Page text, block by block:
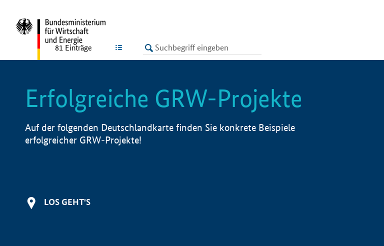
LISTE
81 Einträge
Erfolgreiche GRW-Projekte
Auf der folgenden Deutschlandkarte finden Sie konkrete Beispiele
erfolgreicher GRW-Projekte!
LOS GEHT'S